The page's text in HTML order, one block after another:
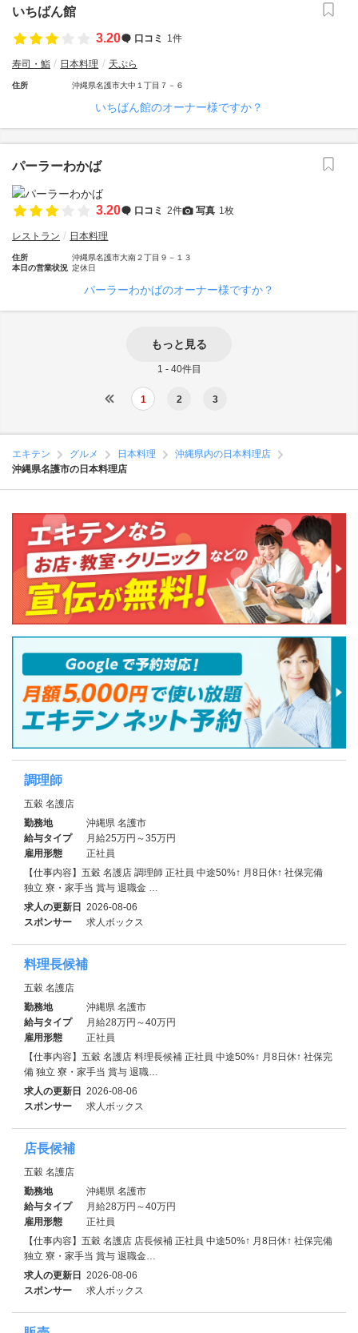
いちばん館
3.20
口コミ 1件
寿司・鮨 日本料理 天ぷら
住所 沖縄県名護市大中１丁目７－６
いちばん館のオーナー様ですか？
パーラーわかば
3.20 口コミ 2件 写真 1枚
レストラン 日本料理
住所
沖縄県名護市大南２丁目９－１３
本日の営業状況 定休日
パーラーわかばのオーナー様ですか？
もっと見る
1 - 40件目
1 2 3
エキテン グルメ 日本料理
沖縄県内の日本料理店
沖縄県名護市の日本料理店
調理師
五穀 名護店
勤務地
沖縄県 名護市
給与タイプ
月給25万円～35万円
雇用形態
正社員
【仕事内容】五穀 名護店 調理師 正社員 中途50%↑ 月8日休↑ 社保完備
独立 寮・家⼿当 賞与 退職金 …
求人の更新日 2026-08-06
スポンサー
求人ボックス
料理長候補
五穀 名護店
勤務地
沖縄県 名護市
給与タイプ
月給28万円～40万円
雇用形態
正社員
【仕事内容】五穀 名護店 料理長候補 正社員 中途50%↑ 月8日休↑ 社保完
備 独立 寮・家⼿当 賞与 退職…
求人の更新日 2026-08-06
スポンサー
求人ボックス
店長候補
五穀 名護店
勤務地
沖縄県 名護市
給与タイプ
月給28万円～40万円
雇用形態
正社員
【仕事内容】五穀 名護店 店長候補 正社員 中途50%↑ 月8日休↑ 社保完備
独立 寮・家⼿当 賞与 退職金…
求人の更新日 2026-08-06
スポンサー
求人ボックス